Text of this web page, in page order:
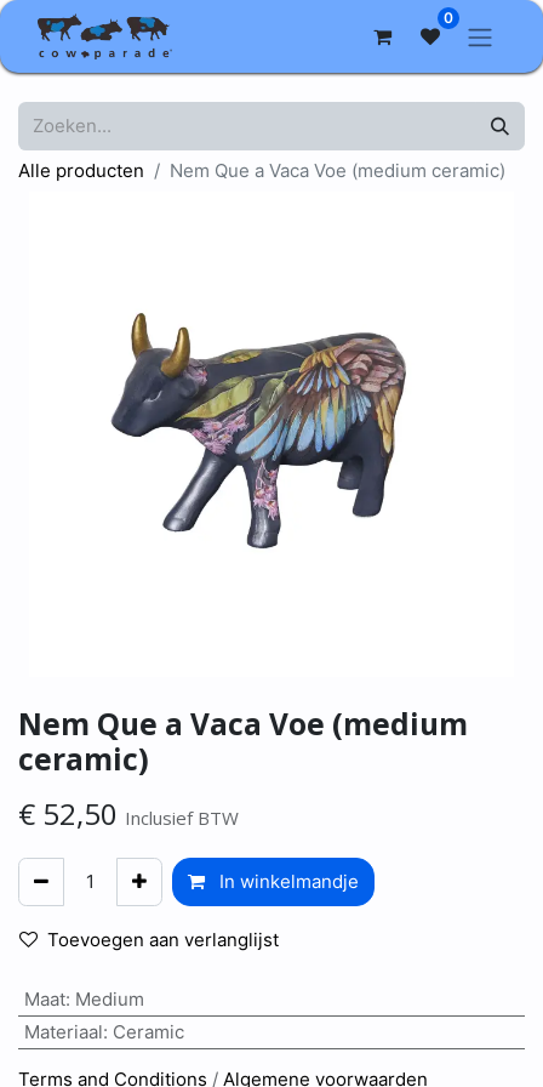
0
Alle producten Nem Que a Vaca Voe (medium ceramic)
Nem Que a Vaca Voe (medium
ceramic)
€ 52,50 Inclusief BTW
In winkelmandje
Toevoegen aan verlanglijst
Maat: Medium
Materiaal: Ceramic
Terms and Conditions / Algemene voorwaarden